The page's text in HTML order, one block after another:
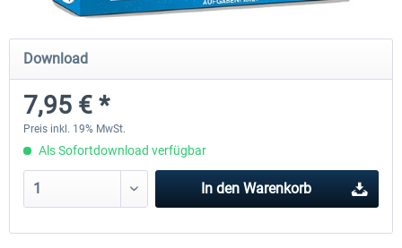
Just Trains - U-Bahn Hamburg U1 &
39,62 € *
Railworks Szenario-Pack
Download
7,95 € *
Preis inkl. 19% MwSt.
Als Sofortdownload verfügbar
In den Warenkorb